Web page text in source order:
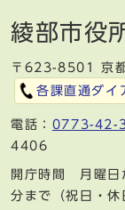
綾部市役
〒623-8501 京都
各課直通ダイ
電話： 0773-42-
4406
開庁時間 月曜日
分まで（祝日・